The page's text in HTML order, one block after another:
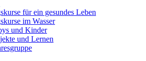
für ein gesundes Leben
im Wasser
und Kinder
und Lernen